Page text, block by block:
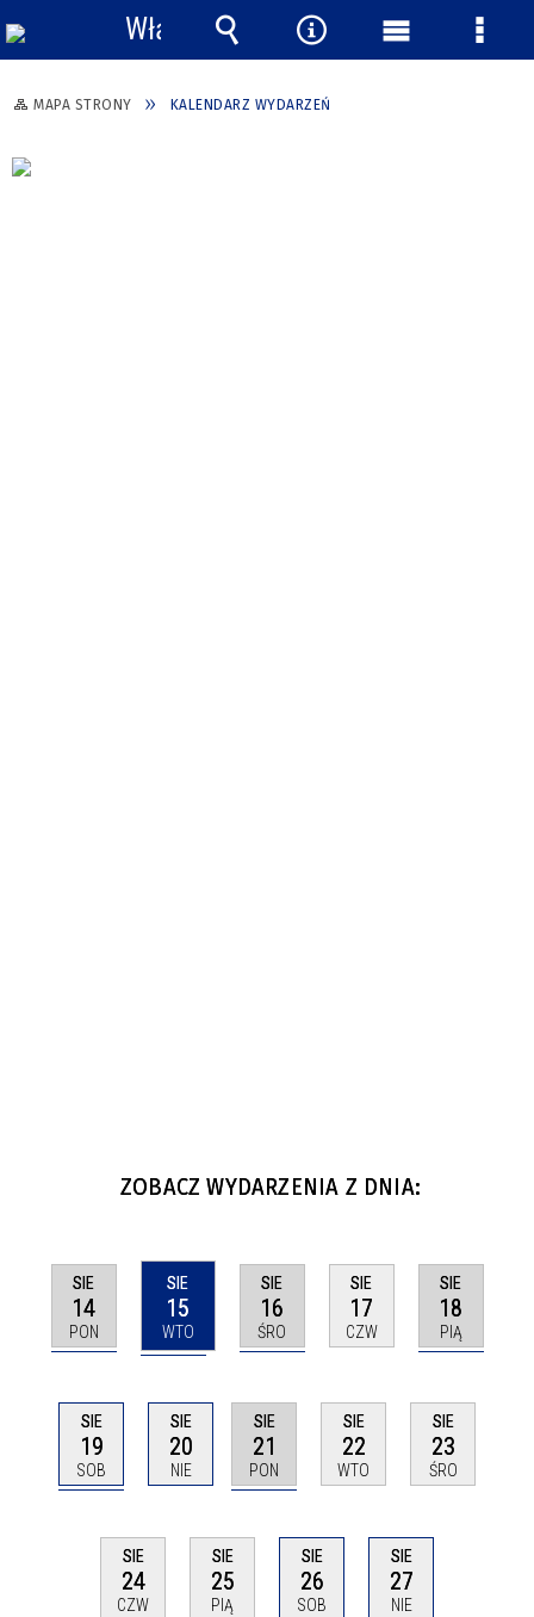
MAPA STRONY KALENDARZ WYDARZEŃ
ZOBACZ WYDARZENIA Z DNIA:
SIE
14
PON
SIE
15
WTO
SIE
16
ŚRO
SIE
17
CZW
SIE
18
PIĄ
SIE
19
SOB
SIE
20
NIE
SIE
21
PON
SIE
22
WTO
SIE
23
ŚRO
SIE
24
CZW
SIE
25
PIĄ
SIE
26
SOB
SIE
27
NIE
Włącz
powiadomienia
Wyszukiwarka
Narzędzia
Menu Menu